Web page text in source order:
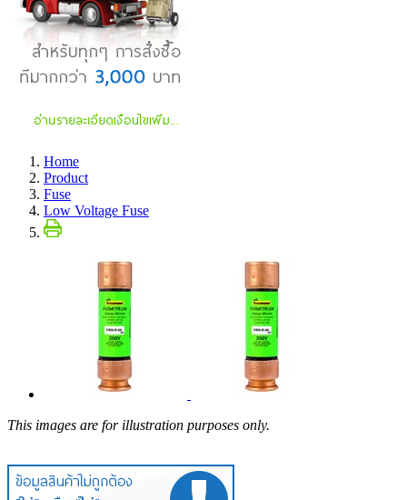
Home
Product
Fuse
Low Voltage Fuse
This images are for illustration purposes only.